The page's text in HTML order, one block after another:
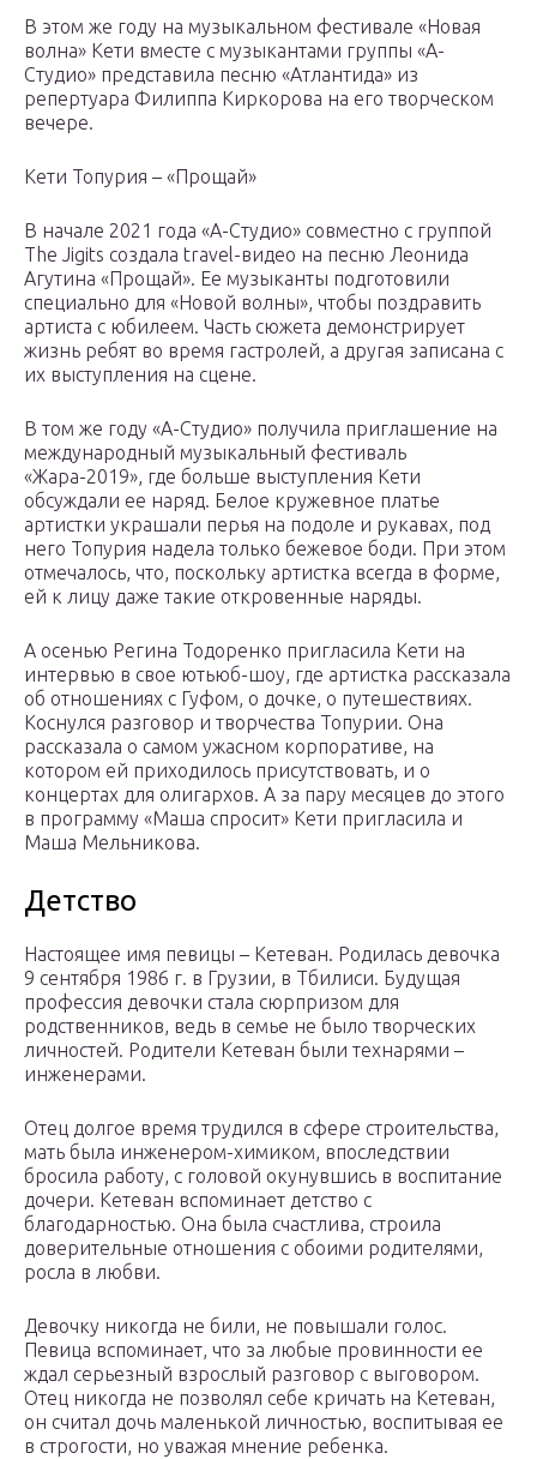
В этом же году на музыкальном фестивале «Новая
волна» Кети вместе с музыкантами группы «А-
Студио» представила песню «Атлантида» из
репертуара Филиппа Киркорова на его творческом
вечере.
Кети Топурия – «Прощай»
В начале 2021 года «А-Студио» совместно с группой
The Jigits создала travel-видео на песню Леонида
Агутина «Прощай». Ее музыканты подготовили
специально для «Новой волны», чтобы поздравить
артиста с юбилеем. Часть сюжета демонстрирует
жизнь ребят во время гастролей, а другая записана с
их выступления на сцене.
В том же году «А-Студио» получила приглашение на
международный музыкальный фестиваль
«Жара-2019», где больше выступления Кети
обсуждали ее наряд. Белое кружевное платье
артистки украшали перья на подоле и рукавах, под
него Топурия надела только бежевое боди. При этом
отмечалось, что, поскольку артистка всегда в форме,
ей к лицу даже такие откровенные наряды.
А осенью Регина Тодоренко пригласила Кети на
интервью в свое ютьюб-шоу, где артистка рассказала
об отношениях с Гуфом, о дочке, о путешествиях.
Коснулся разговор и творчества Топурии. Она
рассказала о самом ужасном корпоративе, на
котором ей приходилось присутствовать, и о
концертах для олигархов. А за пару месяцев до этого
в программу «Маша спросит» Кети пригласила и
Маша Мельникова.
Детство
Настоящее имя певицы – Кетеван. Родилась девочка
9 сентября 1986 г. в Грузии, в Тбилиси. Будущая
профессия девочки стала сюрпризом для
родственников, ведь в семье не было творческих
личностей. Родители Кетеван были технарями –
инженерами.
Отец долгое время трудился в сфере строительства,
мать была инженером-химиком, впоследствии
бросила работу, с головой окунувшись в воспитание
дочери. Кетеван вспоминает детство с
благодарностью. Она была счастлива, строила
доверительные отношения с обоими родителями,
росла в любви.
Девочку никогда не били, не повышали голос.
Певица вспоминает, что за любые провинности ее
ждал серьезный взрослый разговор с выговором.
Отец никогда не позволял себе кричать на Кетеван,
он считал дочь маленькой личностью, воспитывая ее
в строгости, но уважая мнение ребенка.